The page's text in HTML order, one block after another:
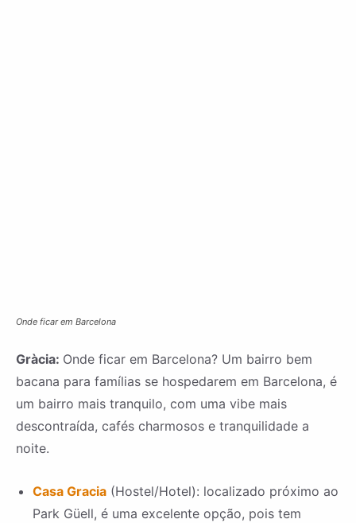
Onde ficar em Barcelona
Gràcia: Onde ficar em Barcelona? Um bairro bem
bacana para famílias se hospedarem em Barcelona, é
um bairro mais tranquilo, com uma vibe mais
descontraída, cafés charmosos e tranquilidade a
noite.
Casa Gracia (Hostel/Hotel): localizado próximo ao
Park Güell, é uma excelente opção, pois tem